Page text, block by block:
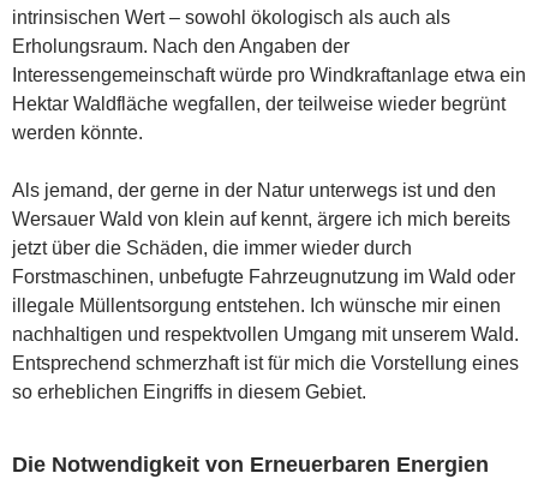
intrinsischen Wert – sowohl ökologisch als auch als
Erholungsraum. Nach den Angaben der
Interessengemeinschaft würde pro Windkraftanlage etwa ein
Hektar Waldfläche wegfallen, der teilweise wieder begrünt
werden könnte.
Als jemand, der gerne in der Natur unterwegs ist und den
Wersauer Wald von klein auf kennt, ärgere ich mich bereits
jetzt über die Schäden, die immer wieder durch
Forstmaschinen, unbefugte Fahrzeugnutzung im Wald oder
illegale Müllentsorgung entstehen. Ich wünsche mir einen
nachhaltigen und respektvollen Umgang mit unserem Wald.
Entsprechend schmerzhaft ist für mich die Vorstellung eines
so erheblichen Eingriffs in diesem Gebiet.
Die Notwendigkeit von Erneuerbaren Energien